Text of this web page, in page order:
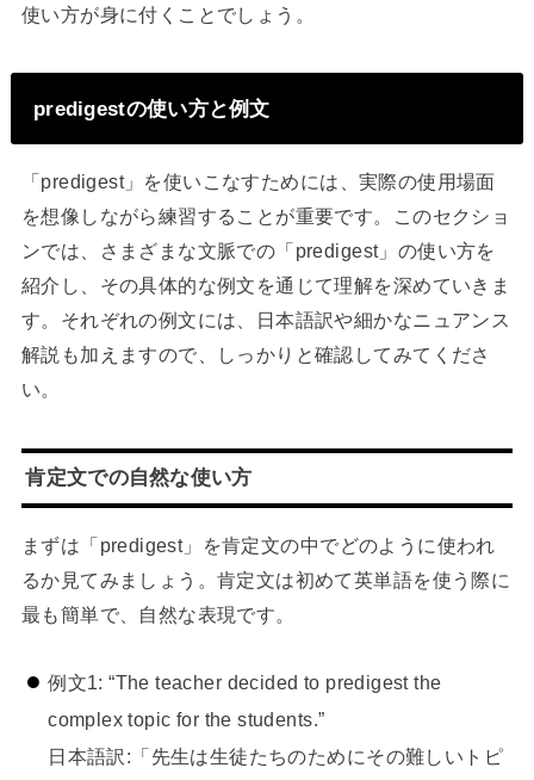
使い方が身に付くことでしょう。
predigestの使い方と例文
「predigest」を使いこなすためには、実際の使用場面
を想像しながら練習することが重要です。このセクショ
ンでは、さまざまな文脈での「predigest」の使い方を
紹介し、その具体的な例文を通じて理解を深めていきま
す。それぞれの例文には、日本語訳や細かなニュアンス
解説も加えますので、しっかりと確認してみてくださ
い。
肯定文での自然な使い方
まずは「predigest」を肯定文の中でどのように使われ
るか見てみましょう。肯定文は初めて英単語を使う際に
最も簡単で、自然な表現です。
例文1: “The teacher decided to predigest the
complex topic for the students.”
日本語訳:「先生は生徒たちのためにその難しいトピ